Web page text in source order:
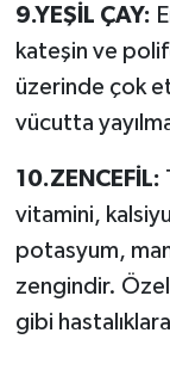
9.YEŞİL ÇAY:
kateşin ve
üzerinde çok
vücutta
10.ZENCEFİL:
vitamini,
potasyum,
zengindir.
gibi